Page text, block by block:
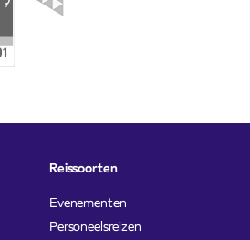
Reissoorten
Evenementen
Personeelsreizen